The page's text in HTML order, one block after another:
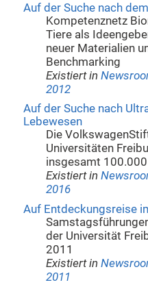
Auf der Suche nach
Kompetenznetz
Tiere als
neuer Materialien
Benchmarking
Existiert in
2012
Auf der Suche nach
Lebewesen
Die
Universitäten
insgesamt
Existiert in
2016
Auf Entdeckungsreise
der Universität
2011
Existiert in
2011